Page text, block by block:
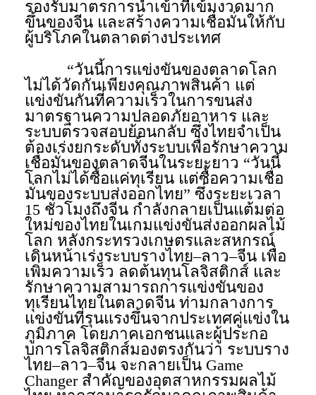
รองรับมาตรการนำเข้าที่เข้มงวดมาก
ขึ้นของจีน และสร้างความเชื่อมั่นให้กับ
ผู้บริโภคในตลาดต่างประเทศ
​“วันนี้การแข่งขันของตลาดโลก
ไม่ได้วัดกันเพียงคุณภาพสินค้า แต่
แข่งขันกันที่ความเร็วในการขนส่ง
มาตรฐานความปลอดภัยอาหาร และ
ระบบตรวจสอบย้อนกลับ ซึ่งไทยจำเป็น
ต้องเร่งยกระดับทั้งระบบเพื่อรักษาความ
เชื่อมั่นของตลาดจีนในระยะยาว “วันนี้
โลกไม่ได้ซื้อแค่ทุเรียน แต่ซื้อความเชื่อ
มั่นของระบบส่งออกไทย” ซึ่งระยะเวลา
15 ชั่วโมงถึงจีน กำลังกลายเป็นแต้มต่อ
ใหม่ของไทยในเกมแข่งขันส่งออกผลไม้
โลก หลังกระทรวงเกษตรและสหกรณ์
เดินหน้าเร่งระบบรางไทย–ลาว–จีน เพื่อ
เพิ่มความเร็ว ลดต้นทุนโลจิสติกส์ และ
รักษาความสามารถการแข่งขันของ
ทุเรียนไทยในตลาดจีน ท่ามกลางการ
แข่งขันที่รุนแรงขึ้นจากประเทศคู่แข่งใน
ภูมิภาค โดยภาคเอกชนและผู้ประกอ
บการโลจิสติกส์มองตรงกันว่า ระบบราง
ไทย–ลาว–จีน จะกลายเป็น Game
Changer สำคัญของอุตสาหกรรมผลไม้